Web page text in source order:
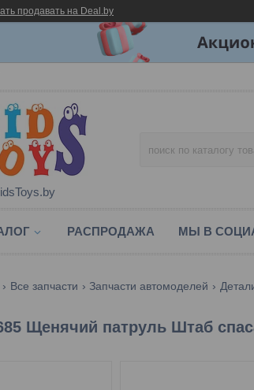
продавать на Deal.by
РАСПРОДАЖА МЫ В
Все запчасти Запчасти автомоделей
Щенячий патруль Штаб